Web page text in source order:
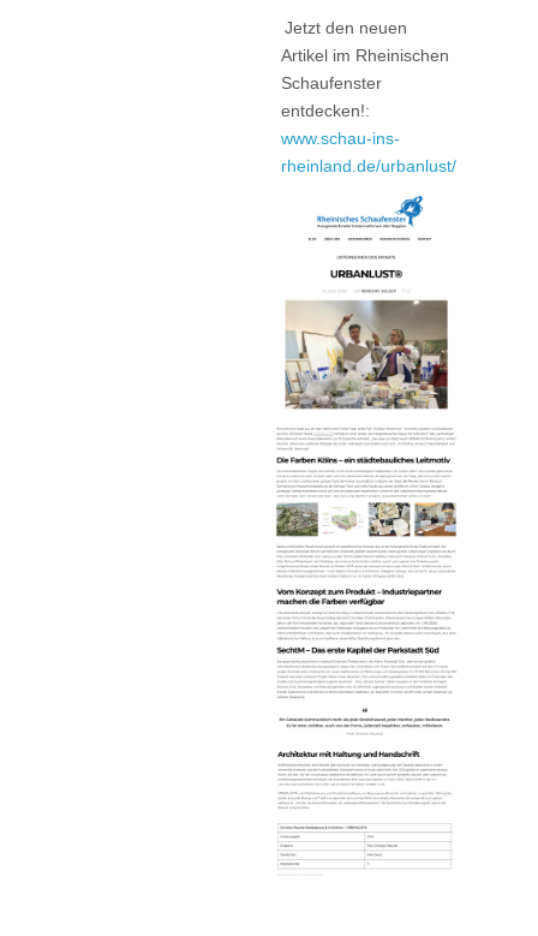
Jetzt den neuen
Artikel im Rheinischen
Schaufenster
entdecken!:
www.schau-ins-
rheinland.de/urbanlust/